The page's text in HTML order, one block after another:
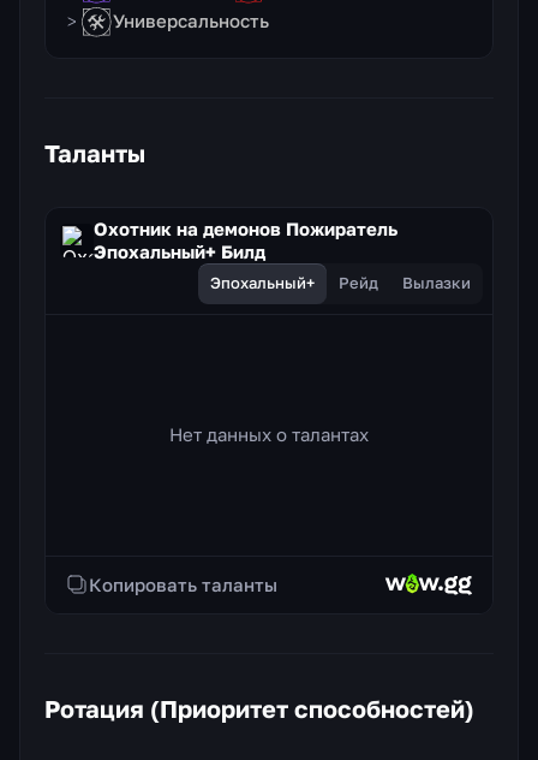
Универсальность
Таланты
Охотник на демонов Пожиратель
Эпохальный+ Билд
Эпохальный+ Рейд Вылазки
Нет данных о талантах
Копировать таланты
Ротация (Приоритет способностей)